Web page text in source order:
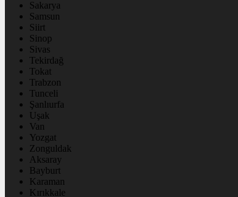
Sakarya
Samsun
Siirt
Sinop
Sivas
Tekirdağ
Tokat
Trabzon
Tunceli
Şanlıurfa
Uşak
Van
Yozgat
Zonguldak
Aksaray
Bayburt
Karaman
Kırıkkale